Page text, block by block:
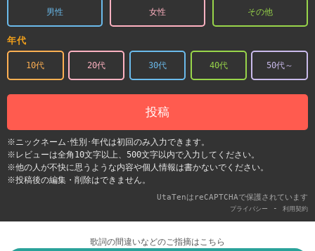
男性 女性 その他
年代
10代 20代 30代 40代 50代～
投稿
※ニックネーム･性別･年代は初回のみ入力できます。
※レビューは全角10文字以上、500文字以内で入力してください。
※他の人が不快に思うような内容や個人情報は書かないでください。
※投稿後の編集・削除はできません。
UtaTenはreCAPTCHAで保護されています
プライバシー - 利用契約
歌詞の間違いなどのご指摘はこちら